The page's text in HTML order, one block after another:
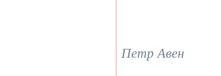
Петр Авен